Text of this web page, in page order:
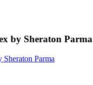
by Sheraton Parma
Parma